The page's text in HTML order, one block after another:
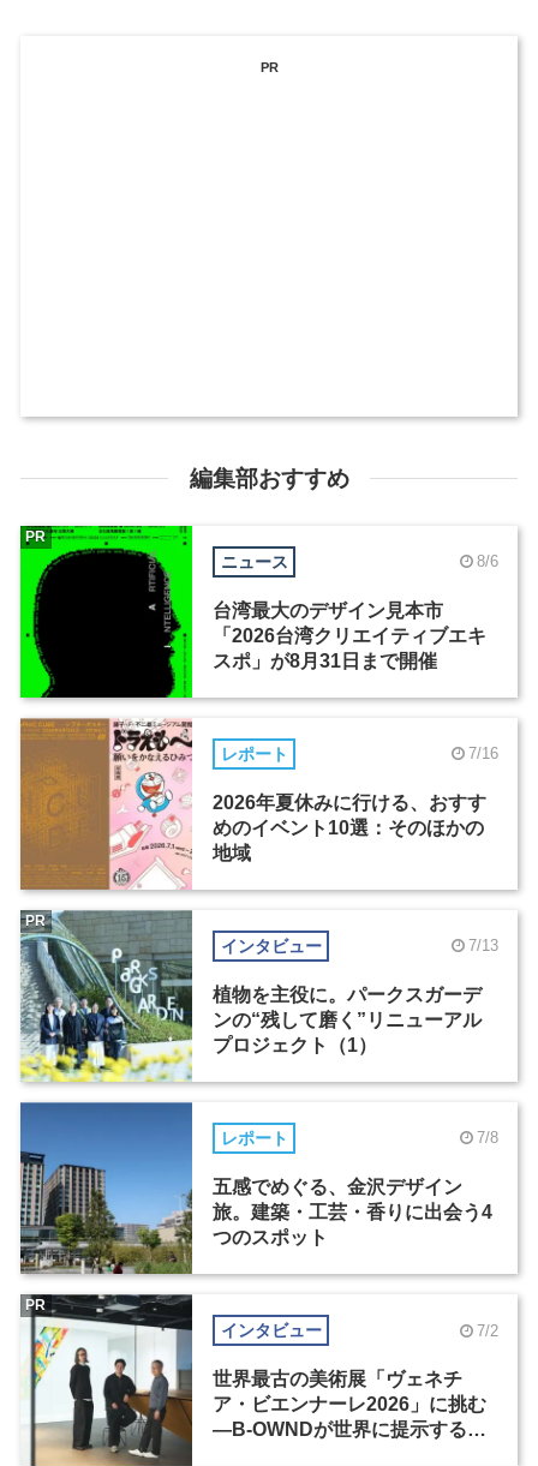
PR
編集部おすすめ
ニュース 8/6
台湾最大のデザイン見本市
「2026台湾クリエイティブエキ
スポ」が8月31日まで開催
PR
レポート 7/16
2026年夏休みに行ける、おすす
めのイベント10選：そのほかの
地域
インタビュー 7/13
植物を主役に。パークスガーデ
ンの“残して磨く”リニューアル
プロジェクト（1）
PR
レポート 7/8
五感でめぐる、金沢デザイン
旅。建築・工芸・香りに出会う4
つのスポット
インタビュー 7/2
世界最古の美術展「ヴェネチ
ア・ビエンナーレ2026」に挑む
―B-OWNDが世界に提示する美
PR